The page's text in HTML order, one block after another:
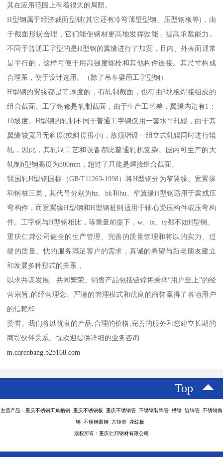
其在应用范围上有着很大的局限。
H型钢属于经济裁面型材(其它还有冷弯薄壁型钢、压型钢板等)，由
于截面形状合理，它们能使钢材更高地发挥效能，提高承裁能力。
不同于普通工字型的是H型钢的翼缘进行了加宽，且内、外表面通常
是平行的，这样可便于用高强度螺栓和其他构件连接。其尺寸构成
合理系，便于设计选用。（除了吊车梁用工字型钢）
H型钢的翼缘都是等厚度的，有轧制截面，也有由3块板焊接组成的
组合截面。工字钢都是轧制截面，由于生产工艺差，翼缘内边有1：
10坡度。H型钢的轧制不同于普通工字钢仅用一套水平轧辊，由于其
翼缘较宽且无斜度(或斜度很小)，故须增设一组立式轧辊同时进行辊
轧，因此，其轧制工艺和设备都比普通轧机复杂。国内可生产的大
轧制h型钢高度为800mm，超过了只能是焊接组合截面。
我国轧H型钢国标（GB/T11263-1998）将H型钢分为窄翼缘、宽翼缘
和钢桩三类，其代号分别为hz、hk和hu。窄翼缘H型钢适用于梁或压
弯构件，而宽翼缘H型钢和H型钢桩则适用于轴心受压构件或压弯构
件。工字钢与H型钢相比，等重量前提下，w、ix、iy都不如H型钢。
重庆仁邦公司健全的生产管理、完善的质量管理和将以的实力、过
硬的质量、忱的服务满足客户的需求，真诚的希望与新老朋友建立
和发展多种形式的关系，
以求共谋发展、共同繁荣。销售产品包括镀锌将秉承“用户至上”的经
营宗旨,的经营理念、严谨的管理模式和优良的商誉赢得了各地用户
的信赖和
赞誉。我们将以优良的产品,合理的价格,完善的服务和您建立长期的
商贸伙伴关系。忱欢迎提供详细的业务咨询
m.cqrenbang.b2b168.com
Top
主营产品：重庆不锈钢工角槽钢 重庆不锈钢板 重庆不锈钢管 不锈钢装饰管 槽钢 镀锌管 不锈钢角
钢 不锈钢圆钢 方矩管 花纹板
版权所有：重庆仁邦钢材有限公司